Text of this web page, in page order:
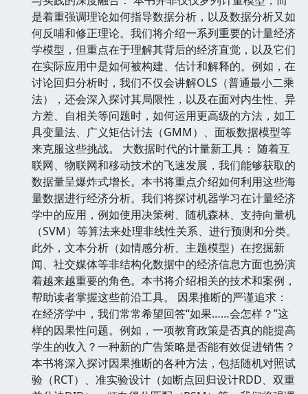
是着重强调理论如何指导数据分析，以及数据分析又如
何反哺和修正理论。我们将介绍一系列重要的计量经济
学模型，但重点在于理解其背后的经济直觉，以及它们
在实际应用中是如何被构建、估计和解释的。例如，在
讨论回归分析时，我们不仅会讲解OLS（普通最小二乘
法），还会深入探讨其局限性，以及在面对内生性、异
方差、自相关等问题时，如何运用更高级的方法，如工
具变量法、广义矩估计法（GMM）、面板数据模型等
来克服这些挑战。 大数据时代的计量新工具： 随着互
联网、物联网和移动技术的飞速发展，我们能够获取的
数据量呈爆炸式增长。本书将重点介绍如何利用这些海
量数据进行经济分析。我们将探讨机器学习在计量经济
学中的应用，例如使用决策树、随机森林、支持向量机
（SVM）等算法来处理非线性关系、进行预测和分类。
此外，文本分析（如情感分析、主题模型）在挖掘新
闻、社交媒体等非结构化数据中的经济信息方面也扮演
着越来越重要的角色。本书将介绍相关的技术和案例，
帮助读者掌握这些前沿工具。 因果推断的严谨追求：
在经济学中，我们常常希望回答“如果……会怎样？”这
样的因果性问题。例如，一项教育政策是否真的能提高
学生的收入？一种新的广告策略是否能有效促进销售？
本书将深入探讨因果推断的各种方法，包括随机对照试
验（RCT）、准实验设计（如断点回归设计RDD、双重